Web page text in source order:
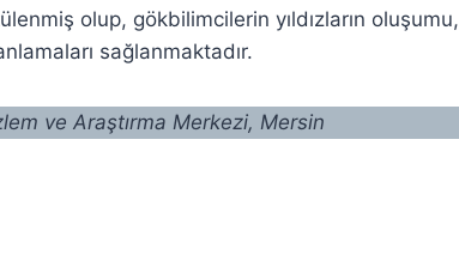
olup, gökbilimcilerin yıldızların oluşumu,
sağlanmaktadır.
ve Araştırma Merkezi, Mersin